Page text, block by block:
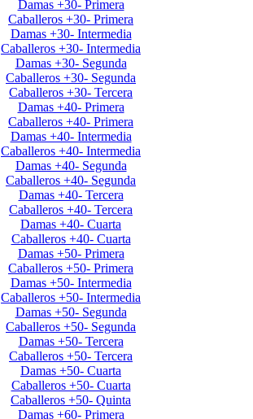
Damas +30- Primera
Caballeros +30- Primera
Damas +30- Intermedia
Caballeros +30- Intermedia
Damas +30- Segunda
Caballeros +30- Segunda
Caballeros +30- Tercera
Damas +40- Primera
Caballeros +40- Primera
Damas +40- Intermedia
Caballeros +40- Intermedia
Damas +40- Segunda
Caballeros +40- Segunda
Damas +40- Tercera
Caballeros +40- Tercera
Damas +40- Cuarta
Caballeros +40- Cuarta
Damas +50- Primera
Caballeros +50- Primera
Damas +50- Intermedia
Caballeros +50- Intermedia
Damas +50- Segunda
Caballeros +50- Segunda
Damas +50- Tercera
Caballeros +50- Tercera
Damas +50- Cuarta
Caballeros +50- Cuarta
Caballeros +50- Quinta
Damas +60- Primera